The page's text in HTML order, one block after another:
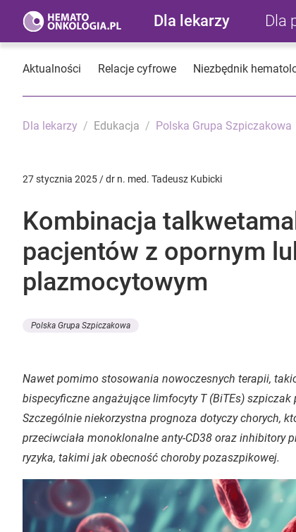
Dla lekarzy Dla
Aktualności Relacje cyfrowe Niezbędnik
Dla lekarzy Edukacja Polska Grupa Szpiczakowa
27 stycznia 2025 / dr n. med. Tadeusz Kubicki
Kombinacja
pacjentów z opornym
plazmocytowym
Polska Grupa Szpiczakowa
Nawet pomimo stosowania nowoczesnych terapii,
bispecyficzne angażujące limfocyty T (BiTEs)
Szczególnie niekorzystna prognoza dotyczy chorych,
przeciwciała monoklonalne anty-CD38 oraz
ryzyka, takimi jak obecność choroby pozaszpikowej.